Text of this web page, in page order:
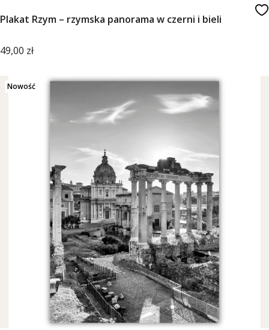
Plakat Rzym – rzymska panorama w czerni i bieli
Cena
49,00 zł
Nowość